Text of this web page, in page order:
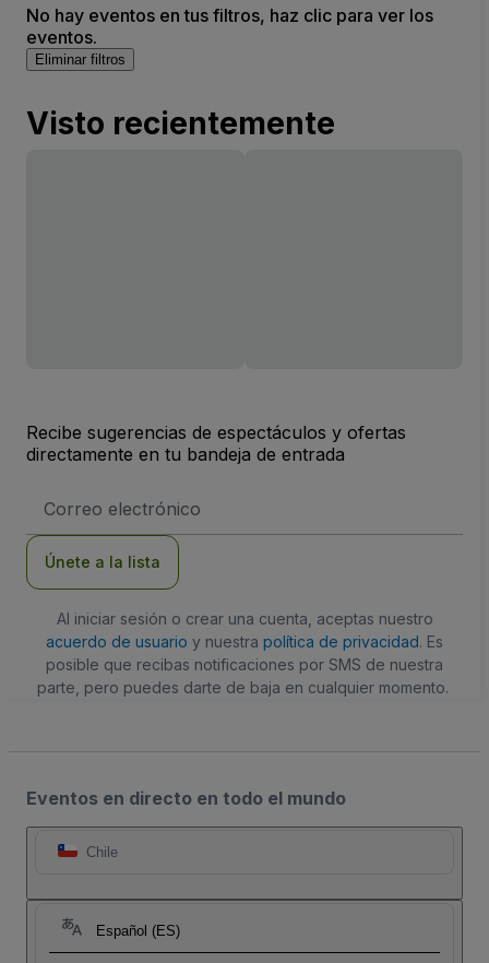
No hay eventos en tus filtros, haz clic para ver los
eventos.
Eliminar filtros
Visto recientemente
Recibe sugerencias de espectáculos y ofertas
directamente en tu bandeja de entrada
de
Únete a la lista
Al iniciar sesión o crear una cuenta, aceptas nuestro
acuerdo de usuario y nuestra política de privacidad. Es
posible que recibas notificaciones por SMS de nuestra
parte, pero puedes darte de baja en cualquier momento.
Eventos en directo en todo el mundo
Chile
Español (ES)